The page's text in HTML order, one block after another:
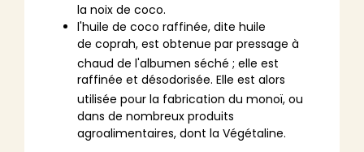
la noix de coco.
l'huile de coco raffinée, dite huile
de coprah, est obtenue par pressage à
chaud de l'albumen séché ; elle est
raffinée et désodorisée. Elle est alors
utilisée pour la fabrication du monoï, ou
dans de nombreux produits
agroalimentaires, dont la Végétaline.